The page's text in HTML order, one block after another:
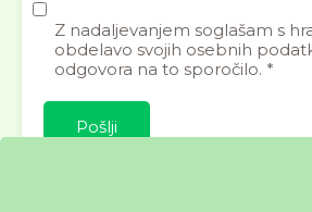
Z nadaljevanjem soglašam s
obdelavo svojih osebnih
odgovora na to sporočilo. *